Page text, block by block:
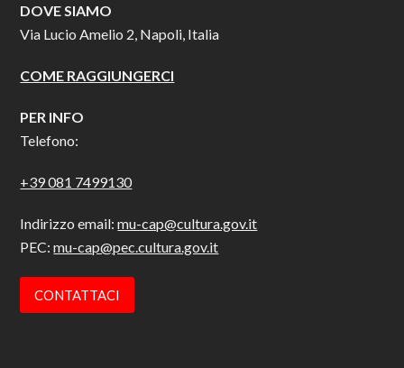
DOVE SIAMO
Via Lucio Amelio 2, Napoli, Italia
COME RAGGIUNGERCI
PER INFO
Telefono:
+39 081 7499130
Indirizzo email:mu-cap@cultura.gov.it
PEC:mu-cap@pec.cultura.gov.it
CONTATTACI